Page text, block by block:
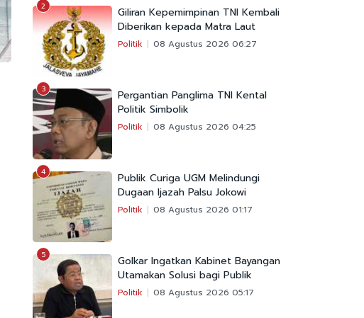
2
Giliran Kepemimpinan TNI Kembali
Diberikan kepada Matra Laut
Politik 08 Agustus 2026 06:27
3
Pergantian Panglima TNI Kental
Politik Simbolik
Politik 08 Agustus 2026 04:25
4
Publik Curiga UGM Melindungi
Dugaan Ijazah Palsu Jokowi
Politik 08 Agustus 2026 01:17
5
Golkar Ingatkan Kabinet Bayangan
Utamakan Solusi bagi Publik
Politik 08 Agustus 2026 05:17